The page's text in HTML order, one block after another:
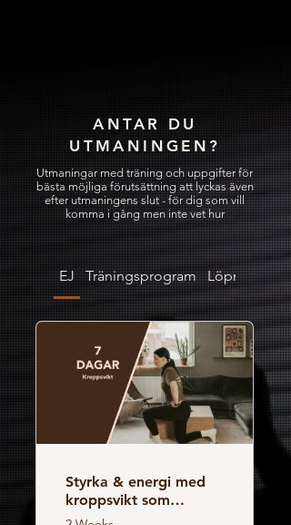
ANTAR DU
UTMANINGEN?
Utmaningar med träning och uppgifter för
bästa möjliga förutsättning att lyckas även
efter utmaningens slut - för dig som vill
komma i gång men inte vet hur
EJ Träningsprogram Löpning
Styrka & energi med
kroppsvikt som
redskap